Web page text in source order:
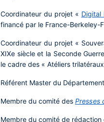
Coordinateur du projet « Digital
financé par le France-Berkeley-
Coordinateur du projet «
XIXe siècle et la Seconde
le cadre des « Atéliers
Référent Master du
Membre du comité des Presses
Membre du comité de rédaction